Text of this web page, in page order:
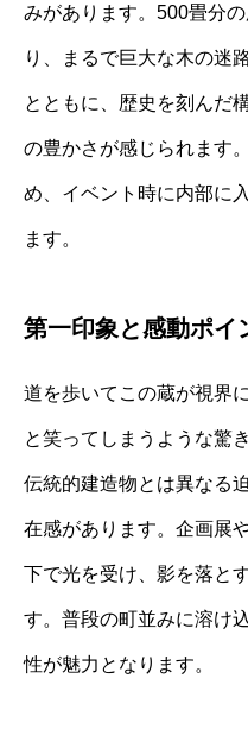
みがあります。500畳分
り、まるで巨大な木の迷
とともに、歴史を刻んだ
の豊かさが感じられます
め、イベント時に内部に
ます。
第一印象と感動ポイ
道を歩いてこの蔵が視界
と笑ってしまうような驚
伝統的建造物とは異なる
在感があります。企画展
下で光を受け、影を落と
す。普段の町並みに溶け
性が魅力となります。